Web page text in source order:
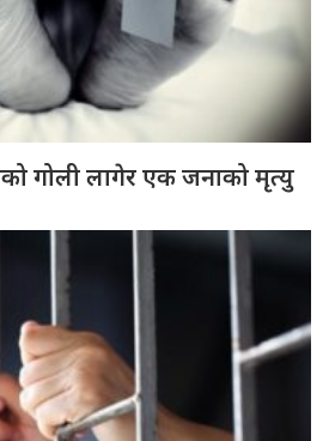
गोली लागेर एक जनाको मृत्यु